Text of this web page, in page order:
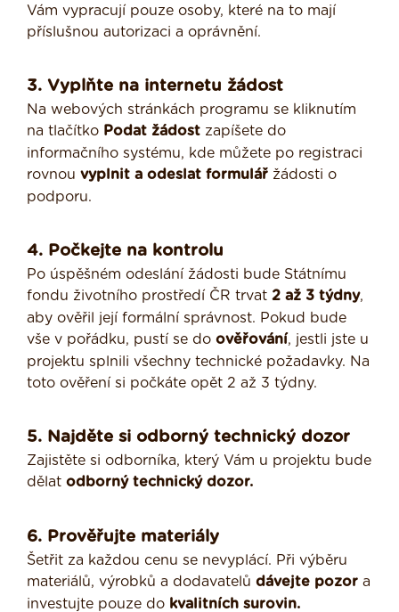
Vám vypracují pouze osoby, které na to mají
příslušnou autorizaci a oprávnění.
3. Vyplňte na internetu žádost
Na webových stránkách programu se kliknutím
na tlačítko Podat žádost zapíšete do
informačního systému, kde můžete po registraci
rovnou vyplnit a odeslat formulář žádosti o
podporu.
4. Počkejte na kontrolu
Po úspěšném odeslání žádosti bude Státnímu
fondu životního prostředí ČR trvat 2 až 3 týdny,
aby ověřil její formální správnost. Pokud bude
vše v pořádku, pustí se do ověřování, jestli jste u
projektu splnili všechny technické požadavky. Na
toto ověření si počkáte opět 2 až 3 týdny.
5. Najděte si odborný technický dozor
Zajistěte si odborníka, který Vám u projektu bude
dělat odborný technický dozor.
6. Prověřujte materiály
Šetřit za každou cenu se nevyplácí. Při výběru
materiálů, výrobků a dodavatelů dávejte pozor a
investujte pouze do kvalitních surovin.